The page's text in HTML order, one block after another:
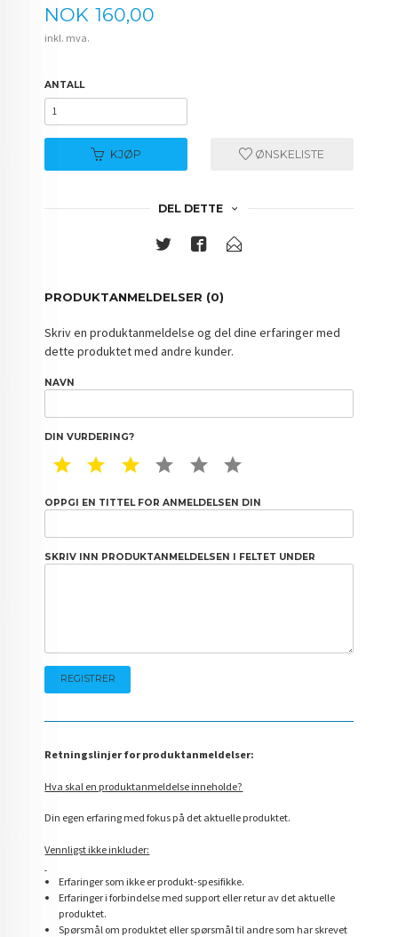
Pris
NOK 160,00
inkl. mva.
ANTALL
KJØP ØNSKELISTE
DEL DETTE
PRODUKTANMELDELSER (0)
Skriv en produktanmeldelse og del dine erfaringer med
dette produktet med andre kunder.
NAVN
DIN VURDERING?
1 STAR2 STAR3 STAR4 STAR5 STAR
OPPGI EN TITTEL FOR ANMELDELSEN DIN
SKRIV INN PRODUKTANMELDELSEN I FELTET UNDER
Retningslinjer for produktanmeldelser:
Hva skal en produktanmeldelse inneholde?
Din egen erfaring med fokus på det aktuelle produktet.
Vennligst ikke inkluder:
Erfaringer som ikke er produkt-spesifikke.
Erfaringer i forbindelse med support eller retur av det aktuelle
produktet.
Spørsmål om produktet eller spørsmål til andre som har skrevet